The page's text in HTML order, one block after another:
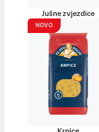
Jušne zvjezdice
NOVO